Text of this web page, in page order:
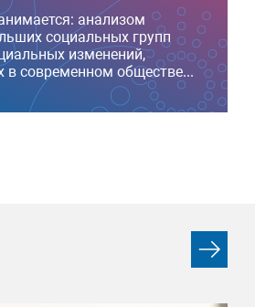
анализом
социальных групп
изменений,
в современном обществе...